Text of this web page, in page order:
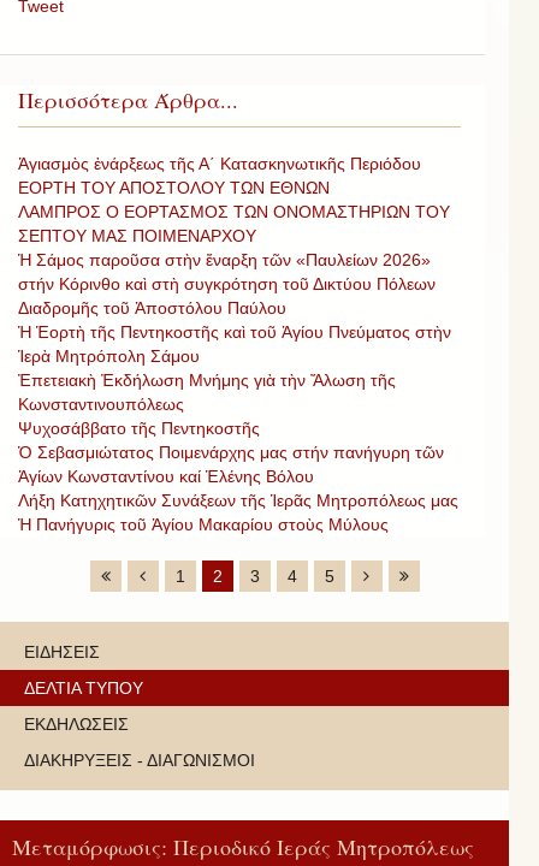
Tweet
Περισσότερα Άρθρα...
Ἀγιασμὸς ἐνάρξεως τῆς Α΄ Κατασκηνωτικῆς Περιόδου
ΕΟΡΤΗ ΤΟΥ ΑΠΟΣΤΟΛΟΥ ΤΩΝ ΕΘΝΩΝ
ΛΑΜΠΡΟΣ Ο ΕΟΡΤΑΣΜΟΣ ΤΩΝ ΟΝΟΜΑΣΤΗΡΙΩΝ ΤΟΥ
ΣΕΠΤΟΥ ΜΑΣ ΠΟΙΜΕΝΑΡΧΟΥ
Ἡ Σάμος παροῦσα στὴν ἔναρξη τῶν «Παυλείων 2026»
στήν Κόρινθο καὶ στὴ συγκρότηση τοῦ Δικτύου Πόλεων
Διαδρομῆς τοῦ Ἀποστόλου Παύλου
Ἡ Ἑορτὴ τῆς Πεντηκοστῆς καὶ τοῦ Ἁγίου Πνεύματος στὴν
Ἱερὰ Μητρόπολη Σάμου
Ἐπετειακὴ Ἐκδήλωση Μνήμης γιὰ τὴν Ἄλωση τῆς
Κωνσταντινουπόλεως
Ψυχοσάββατο τῆς Πεντηκοστῆς
Ὁ Σεβασμιώτατος Ποιμενάρχης μας στήν πανήγυρη τῶν
Ἁγίων Κωνσταντίνου καί Ἑλένης Βόλου
Λήξη Κατηχητικῶν Συνάξεων τῆς Ἱερᾶς Μητροπόλεως μας
Ἡ Πανήγυρις τοῦ Ἁγίου Μακαρίου στοὺς Μύλους
1 2 3 4 5
ΕΙΔΗΣΕΙΣ
ΔΕΛΤΙΑ ΤΥΠΟΥ
ΕΚΔΗΛΩΣΕΙΣ
ΔΙΑΚΗΡΥΞΕΙΣ - ΔΙΑΓΩΝΙΣΜΟΙ
Μεταμόρφωσις: Περιοδικό Ιεράς Μητροπόλεως